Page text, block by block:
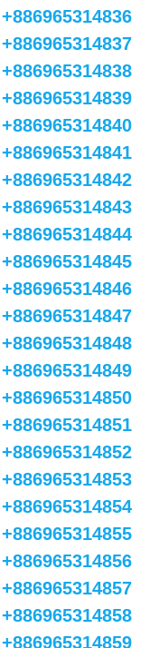
+886965314836
+886965314837
+886965314838
+886965314839
+886965314840
+886965314841
+886965314842
+886965314843
+886965314844
+886965314845
+886965314846
+886965314847
+886965314848
+886965314849
+886965314850
+886965314851
+886965314852
+886965314853
+886965314854
+886965314855
+886965314856
+886965314857
+886965314858
+886965314859